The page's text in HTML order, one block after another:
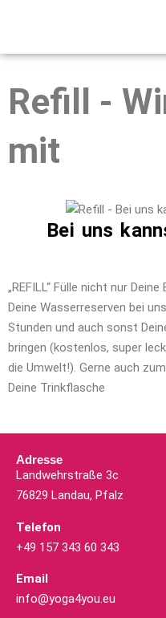
Refill -
mit
Bei uns
„REFILL“ Fülle nicht nur
Deine Wasserreserven bei
Stunden und auch sonst
bringen (kostenlos, super
die Umwelt!). Gerne auch
Deine Trinkflasche
Adresse
Landwehrstraße 3c
76829 Landau, Pfalz
Telefon
+49 157 343 60 343
Email
info@yoga4you.eu